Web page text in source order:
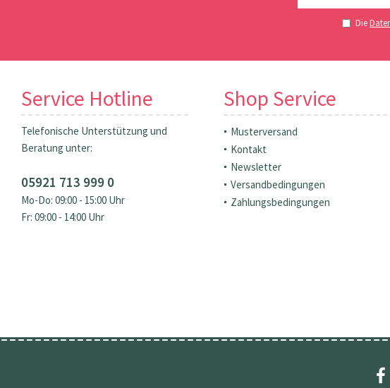
Die
Service Hotline
Telefonische Unterstützung und
Beratung unter:
05921 713 999 0
Mo-Do: 09:00 - 15:00 Uhr
Fr: 09:00 - 14:00 Uhr
Shop Service
Musterversand
Kontakt
Newsletter
Versandbedingungen
Zahlungsbedingungen